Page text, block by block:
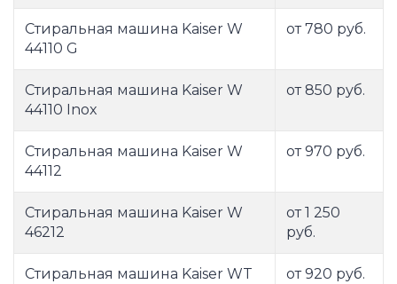
Стиральная машина Kaiser W
44110 G
от 780 руб.
Стиральная машина Kaiser W
44110 Inox
от 850 руб.
Стиральная машина Kaiser W
44112
от 970 руб.
Стиральная машина Kaiser W
46212
от 1 250
руб.
Стиральная машина Kaiser WT
от 920 руб.